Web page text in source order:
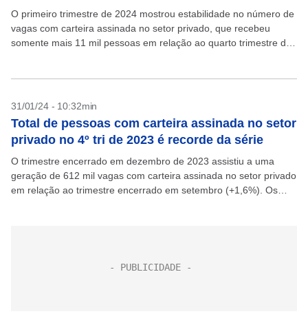
O primeiro trimestre de 2024 mostrou estabilidade no número de
vagas com carteira assinada no setor privado, que recebeu
somente mais 11 mil pessoas em relação ao quarto trimestre de
31/01/24 - 10:32min
Total de pessoas com carteira assinada no setor
privado no 4º tri de 2023 é recorde da série
O trimestre encerrado em dezembro de 2023 assistiu a uma
geração de 612 mil vagas com carteira assinada no setor privado
em relação ao trimestre encerrado em setembro (+1,6%). Os